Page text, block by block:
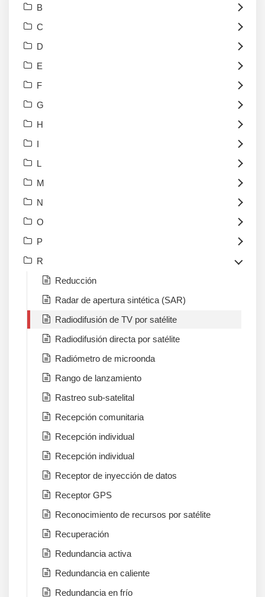
B
C
D
E
F
G
H
I
L
M
N
O
P
R
Reducción
Radar de apertura sintética (SAR)
Radiodifusión de TV por satélite
Radiodifusión directa por satélite
Radiómetro de microonda
Rango de lanzamiento
Rastreo sub-satelital
Recepción comunitaria
Recepción individual
Recepción individual
Receptor de inyección de datos
Receptor GPS
Reconocimiento de recursos por satélite
Recuperación
Redundancia activa
Redundancia en caliente
Redundancia en frío